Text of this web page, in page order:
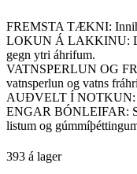
FREMSTA TÆKNI:
LOKUN Á LAKKINU:
gegn ytri áhrifum.
VATNSPERLUN OG
vatnsperlun og vatns
AUÐVELT Í NOTKUN:
ENGAR BÓNLEIFAR:
listum og
393 á lager